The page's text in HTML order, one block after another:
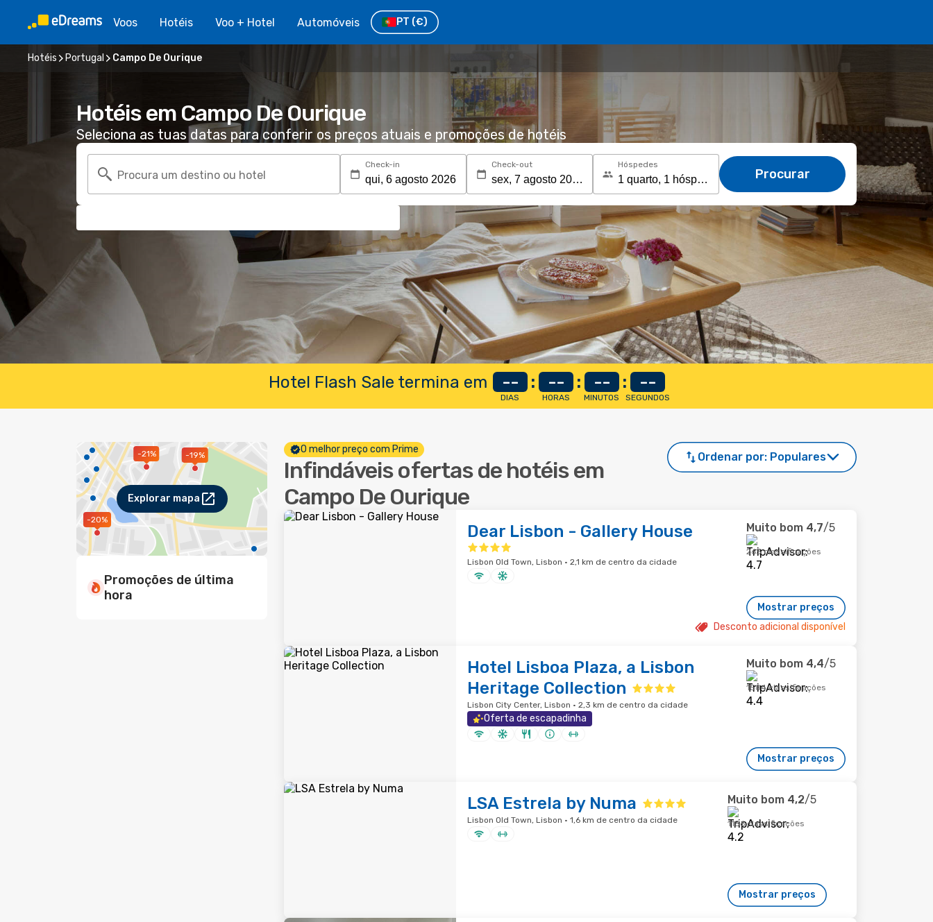
Voos Hotéis Voo + Hotel Automóveis PT (€)
Hotéis Portugal Campo De Ourique
Hotéis em Campo De Ourique
Seleciona as tuas datas para conferir os preços atuais e promoções de hotéis
Procura um destino ou hotel
Check-in Check-out Hóspedes
Procurar
Hotel Flash Sale termina em --
DIAS
: --
HORAS
: --
MINUTOS
: --
SEGUNDOS
-20%
-21% -19%
Explorar mapa
Promoções de última
hora
O melhor preço com Prime
Infindáveis ofertas de hotéis em
Campo De Ourique
Ordenar por: Populares
Dear Lisbon - Gallery House
Lisbon Old Town, Lisbon · 2,1 km de centro da cidade
Muito bom 4,7/5
263 classificações
Mostrar preços
Desconto adicional disponível
Hotel Lisboa Plaza, a Lisbon
Heritage Collection
Lisbon City Center, Lisbon · 2,3 km de centro da cidade
Oferta de escapadinha
Muito bom 4,4/5
1584 classificações
Mostrar preços
LSA Estrela by Numa
Lisbon Old Town, Lisbon · 1,6 km de centro da cidade
Muito bom 4,2/5
1186 classificações
Mostrar preços